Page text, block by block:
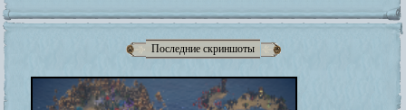
Последние скриншоты